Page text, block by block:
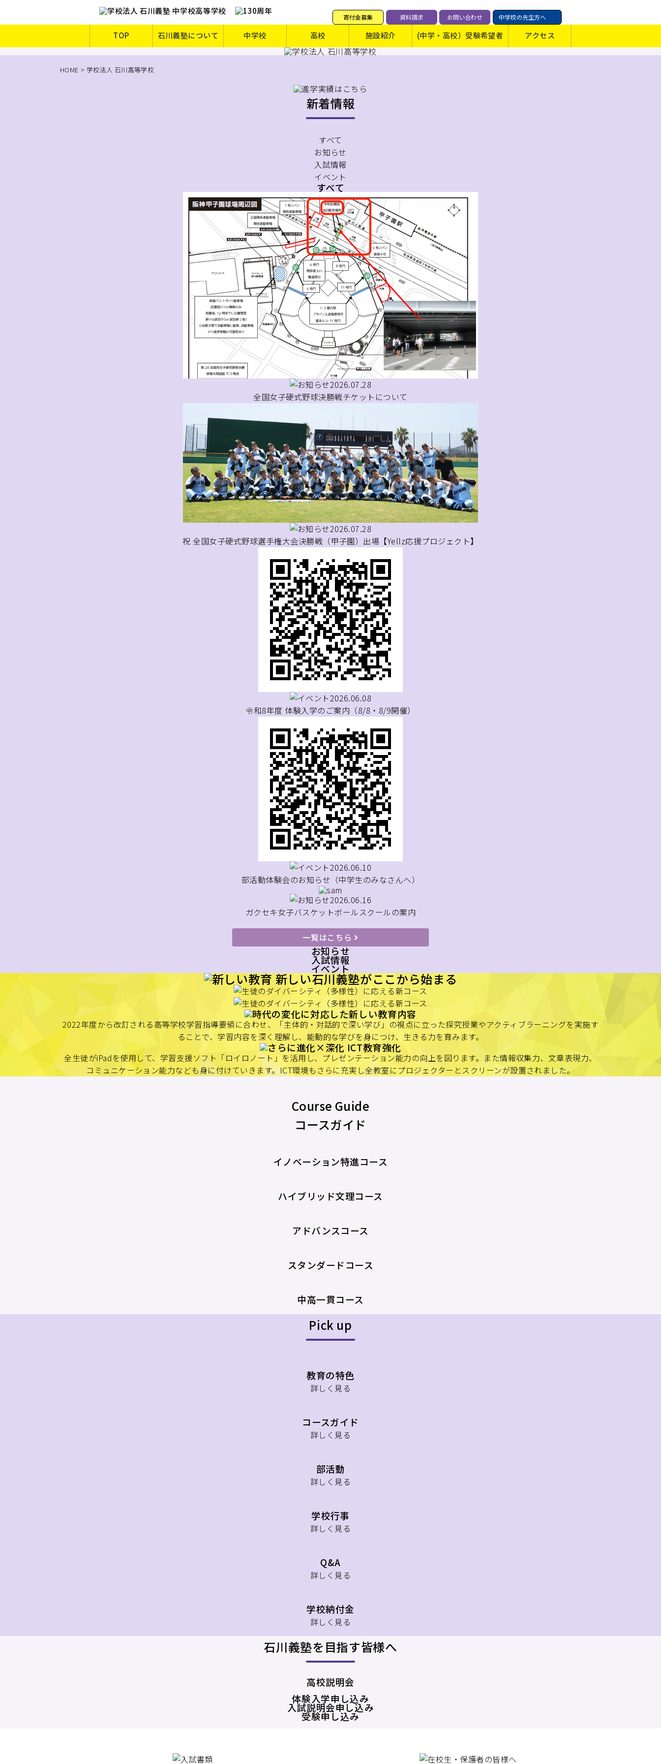
寄付金募集 資料請求 お問い合わせ 中学校の先生方へ
TOP 石川義塾について 中学校 高校 施設紹介 (中学・高校）受験希望者 アクセス
HOME 学校法人 石川高等学校
新着情報
すべて
お知らせ
入試情報
イベント
すべて
2026.07.28
全国女子硬式野球決勝戦チケットについて
2026.07.28
祝 全国女子硬式野球選手権大会決勝戦（甲子園）出場【Yellz応援プロジェクト】
2026.06.08
令和8年度 体験入学のご案内（8/8・8/9開催）
2026.06.10
部活動体験会のお知らせ（中学生のみなさんへ）
2026.06.16
ガクセキ女子バスケットボールスクールの案内
一覧はこちら
お知らせ
入試情報
イベント
2022年度から改訂される高等学校学習指導要領に合わせ、「主体的・対話的で深い学び」の視点に立った探究授業やアクティブラーニングを実施す
ることで、学習内容を深く理解し、能動的な学びを身につけ、生きる力を育みます。
全生徒がiPadを使用して、学習支援ソフト「ロイロノート」を活用し、プレゼンテーション能力の向上を図ります。また情報収集力、文章表現力、
コミュニケーション能力なども身に付けていきます。ICT環境もさらに充実し全教室にプロジェクターとスクリーンが設置されました。
Course Guide
コースガイド
イノベーション特進コース
ハイブリッド文理コース
アドバンスコース
スタンダードコース
中高一貫コース
Pick up
教育の特色
詳しく見る
コースガイド
詳しく見る
部活動
詳しく見る
学校行事
詳しく見る
Q&A
詳しく見る
学校納付金
詳しく見る
石川義塾を目指す皆様へ
高校説明会
体験入学申し込み
入試説明会申し込み
受験申し込み